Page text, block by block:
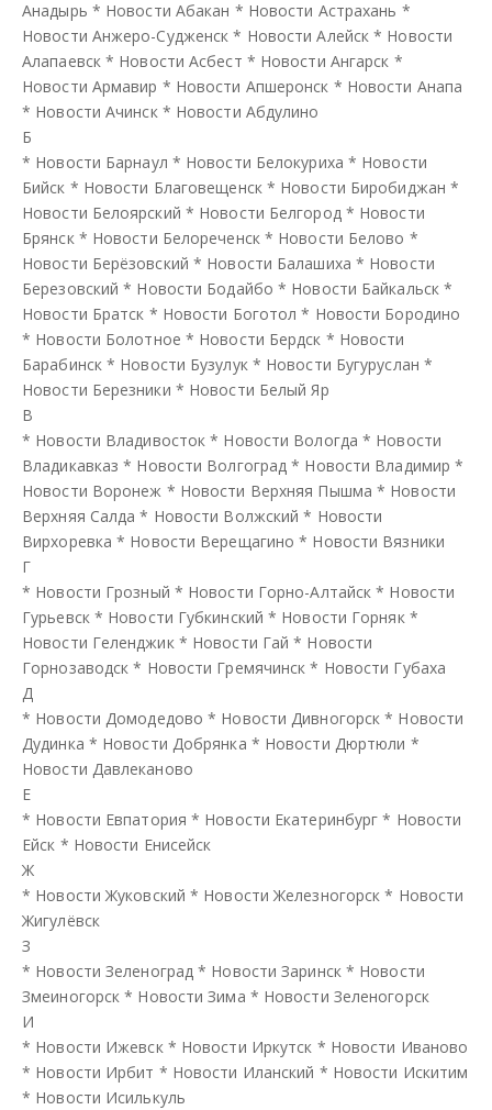
Анадырь * Новости Абакан * Новости Астрахань *
Новости Анжеро-Судженск * Новости Алейск * Новости
Алапаевск * Новости Асбест * Новости Ангарск *
Новости Армавир * Новости Апшеронск * Новости Анапа
* Новости Ачинск * Новости Абдулино
Б
* Новости Барнаул * Новости Белокуриха * Новости
Бийск * Новости Благовещенск * Новости Биробиджан *
Новости Белоярский * Новости Белгород * Новости
Брянск * Новости Белореченск * Новости Белово *
Новости Берёзовский * Новости Балашиха * Новости
Березовский * Новости Бодайбо * Новости Байкальск *
Новости Братск * Новости Боготол * Новости Бородино
* Новости Болотное * Новости Бердск * Новости
Барабинск * Новости Бузулук * Новости Бугуруслан *
Новости Березники * Новости Белый Яр
В
* Новости Владивосток * Новости Вологда * Новости
Владикавказ * Новости Волгоград * Новости Владимир *
Новости Воронеж * Новости Верхняя Пышма * Новости
Верхняя Салда * Новости Волжский * Новости
Вирхоревка * Новости Верещагино * Новости Вязники
Г
* Новости Грозный * Новости Горно-Алтайск * Новости
Гурьевск * Новости Губкинский * Новости Горняк *
Новости Геленджик * Новости Гай * Новости
Горнозаводск * Новости Гремячинск * Новости Губаха
Д
* Новости Домодедово * Новости Дивногорск * Новости
Дудинка * Новости Добрянка * Новости Дюртюли *
Новости Давлеканово
Е
* Новости Евпатория * Новости Екатеринбург * Новости
Ейск * Новости Енисейск
Ж
* Новости Жуковский * Новости Железногорск * Новости
Жигулёвск
З
* Новости Зеленоград * Новости Заринск * Новости
Змеиногорск * Новости Зима * Новости Зеленогорск
И
* Новости Ижевск * Новости Иркутск * Новости Иваново
* Новости Ирбит * Новости Иланский * Новости Искитим
* Новости Исилькуль